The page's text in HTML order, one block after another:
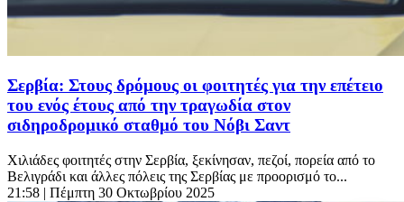
Σερβία: Στους δρόμους οι φοιτητές για την επέτειο
του ενός έτους από την τραγωδία στον
σιδηροδρομικό σταθμό του Νόβι Σαντ
Χιλιάδες φοιτητές στην Σερβία, ξεκίνησαν, πεζοί, πορεία από το
Βελιγράδι και άλλες πόλεις της Σερβίας με προορισμό το...
21:58 | Πέμπτη 30 Οκτωβρίου 2025